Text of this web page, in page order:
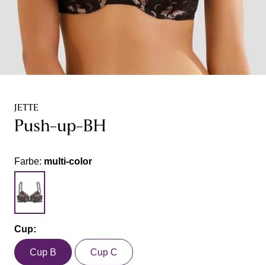
JETTE
Push-up-BH
Farbe: multi-color
Cup:
Cup B Cup C